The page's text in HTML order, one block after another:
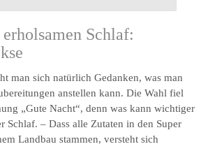
Schlaf:
man sich natürlich Gedanken, was man
anstellen kann. Die Wahl fiel
„Gute Nacht“, denn was kann wichtiger
Schlaf. – Dass alle Zutaten in den Super
Landbau stammen, versteht sich